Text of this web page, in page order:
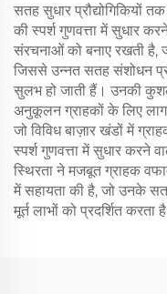
सतह सुधार प्रौद्योगिकियों
की स्पर्श गुणवत्ता में सुधार
संरचनाओं को बनाए रखती है,
जिससे उन्नत सतह संशोधन
सुलभ हो जाती हैं। उनकी
अनुकूलन ग्राहकों के लिए
जो विविध बाज़ार खंडों में
स्पर्श गुणवत्ता में सुधार करने
स्थिरता ने मजबूत ग्राहक
में सहायता की है, जो उनके
मूर्त लाभों को प्रदर्शित करता